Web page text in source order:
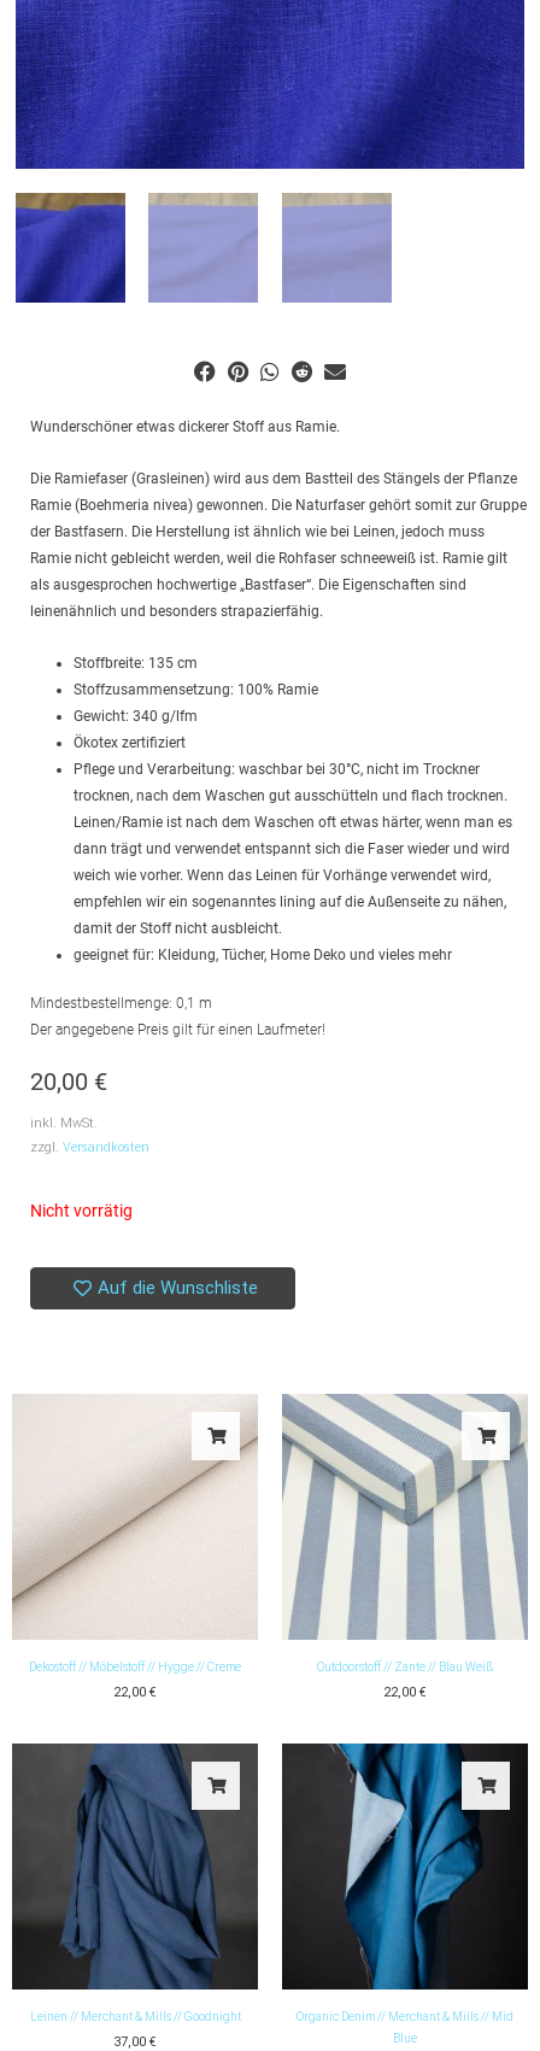
Wunderschöner etwas dickerer Stoff aus Ramie.
Die Ramiefaser (Grasleinen) wird aus dem Bastteil des Stängels der Pflanze
Ramie (Boehmeria nivea) gewonnen. Die Naturfaser gehört somit zur Gruppe
der Bastfasern. Die Herstellung ist ähnlich wie bei Leinen, jedoch muss
Ramie nicht gebleicht werden, weil die Rohfaser schneeweiß ist. Ramie gilt
als ausgesprochen hochwertige „Bastfaser“. Die Eigenschaften sind
leinenähnlich und besonders strapazierfähig.
Stoffbreite: 135 cm
Stoffzusammensetzung: 100% Ramie
Gewicht: 340 g/lfm
Ökotex zertifiziert
Pflege und Verarbeitung: waschbar bei 30°C, nicht im Trockner
trocknen, nach dem Waschen gut ausschütteln und flach trocknen.
Leinen/Ramie ist nach dem Waschen oft etwas härter, wenn man es
dann trägt und verwendet entspannt sich die Faser wieder und wird
weich wie vorher. Wenn das Leinen für Vorhänge verwendet wird,
empfehlen wir ein sogenanntes lining auf die Außenseite zu nähen,
damit der Stoff nicht ausbleicht.
geeignet für: Kleidung, Tücher, Home Deko und vieles mehr
Mindestbestellmenge: 0,1 m
Der angegebene Preis gilt für einen Laufmeter!
20,00 €
inkl. MwSt.
zzgl. Versandkosten
Nicht vorrätig
Auf die Wunschliste
Dekostoff // Möbelstoff // Hygge // Creme
22,00 €
Outdoorstoff // Zante // Blau Weiß
22,00 €
Leinen // Merchant & Mills // Goodnight
37,00 €
Organic Denim // Merchant & Mills // Mid
Blue